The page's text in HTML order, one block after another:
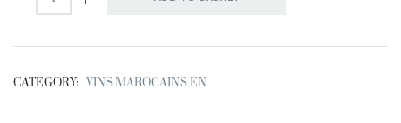
CATEGORY: VINS MAROCAINS EN